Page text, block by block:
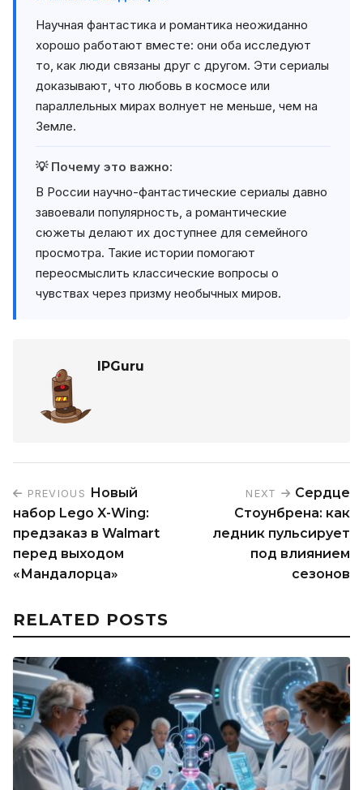
Научная фантастика и романтика неожиданно
хорошо работают вместе: они оба исследуют
то, как люди связаны друг с другом. Эти сериалы
доказывают, что любовь в космосе или
параллельных мирах волнует не меньше, чем на
Земле.
💡 Почему это важно:
В России научно-фантастические сериалы давно
завоевали популярность, а романтические
сюжеты делают их доступнее для семейного
просмотра. Такие истории помогают
переосмыслить классические вопросы о
чувствах через призму необычных миров.
IPGuru
PREVIOUS Новый
набор Lego X-Wing:
предзаказ в Walmart
перед выходом
«Мандалорца»
NEXT
Сердце
Стоунбрена: как
ледник пульсирует
под влиянием
сезонов
RELATED POSTS